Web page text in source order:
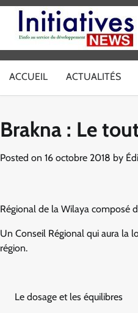
Skip
content
ACCUEIL ACTUALITÉS
Brakna : Le
Posted on 16 octobre 2018 by
Régional de la Wilaya composé
Un Conseil Régional qui aura la
région.
Le dosage et les équilibres